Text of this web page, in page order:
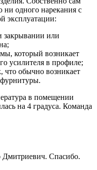
ни одного нарекания с
эксплуатации:
закрывании или
который возникает
усилителя в профиле;
что обычно возникает
в помещении
на 4 градуса. Команда
Дмитриевич. Спасибо.